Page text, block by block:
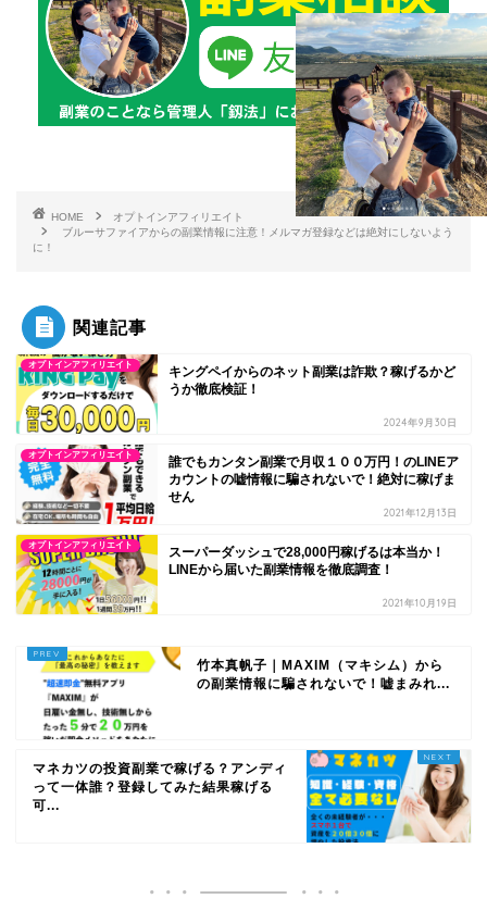
HOME
オプトインアフィリエイト
ブルーサファイアからの副業情報に注意！メルマガ登録などは絶対にしないよう
に！
関連記事
オプトインアフィリエイト
キングペイからのネット副業は詐欺？稼げるかど
うか徹底検証！
2024年9月30日
オプトインアフィリエイト
誰でもカンタン副業で月収１００万円！のLINEア
カウントの嘘情報に騙されないで！絶対に稼げま
せん
2021年12月13日
オプトインアフィリエイト
スーパーダッシュで28,000円稼げるは本当か！
LINEから届いた副業情報を徹底調査！
2021年10月19日
竹本真帆子｜MAXIM（マキシム）から
の副業情報に騙されないで！嘘まみれ...
マネカツの投資副業で稼げる？アンディ
って一体誰？登録してみた結果稼げる
可...